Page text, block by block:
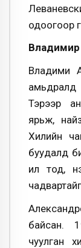
одоогоор
Владими
Тэрээр
ярьж,
Хилийн
буудалд
ил тод,
байсан.
чуулган